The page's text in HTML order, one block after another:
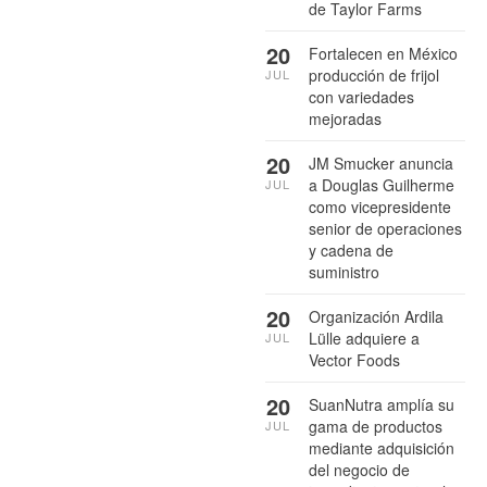
de Taylor Farms
Fortalecen en México
producción de frijol
con variedades
mejoradas
20
JUL
JM Smucker anuncia
a Douglas Guilherme
como vicepresidente
senior de operaciones
y cadena de
suministro
20
JUL
Organización Ardila
Lülle adquiere a
Vector Foods
20
JUL
SuanNutra amplía su
gama de productos
mediante adquisición
del negocio de
20
JUL